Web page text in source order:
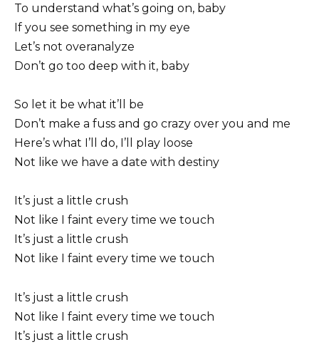
To understand what’s going on, baby
If you see something in my eye
Let’s not overanalyze
Don’t go too deep with it, baby
So let it be what it’ll be
Don’t make a fuss and go crazy over you and me
Here’s what I’ll do, I’ll play loose
Not like we have a date with destiny
It’s just a little crush
Not like I faint every time we touch
It’s just a little crush
Not like I faint every time we touch
It’s just a little crush
Not like I faint every time we touch
It’s just a little crush